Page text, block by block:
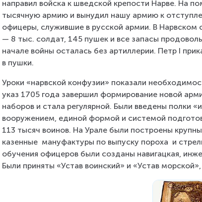
направил войска к шведской крепости Нарве. На
тысячную армию и вынудил нашу армию к
офицеры, служившие в русской армии. В Нарвском
— 8 тыс. солдат, 145 пушек и все запасы
начале войны осталась без артиллерии. Петр I
в пушки.
Уроки «нарвской конфузии» показали
указ 1705 года завершил формирование новой
наборов и стала регулярной. Были введены полки
вооружением, единой формой и системой
113 тысяч воинов. На Урале были построены
казенные  мануфактуры по выпуску пороха  и
обучения офицеров были созданы навигацкая,
Были приняты «Устав воинский» и «Устав